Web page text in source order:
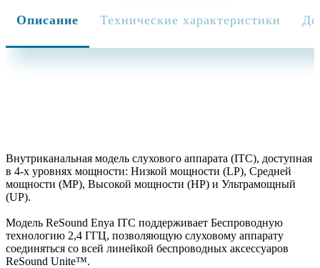
Описание Технические характеристики
Внутриканальная модель слухового аппарата (ITC), доступная
в 4-х уровнях мощности: Низкой мощности (LP), Средней
мощности (MP), Высокой мощности (HP) и Ультрамощный
(UP).
Модель ReSound Enya ITС поддерживает Беспроводную
технологию 2,4 ГГЦ, позволяющую слуховому аппарату
соединяться со всей линейкой беспроводных аксессуаров
ReSound Unite™.